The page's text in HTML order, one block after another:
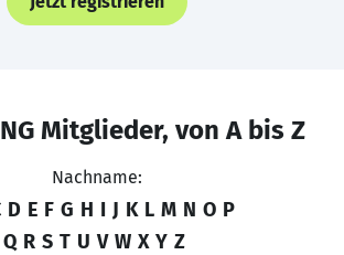
Mitglieder, von A bis Z
Nachname:
D E F G H I J K L M N O P
Q R S T U V W X Y Z